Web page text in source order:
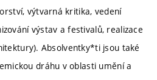
výtvarná kritika, vedení
výstav a festivalů, realizace
Absolventky*ti jsou také
dráhu v oblasti umění a